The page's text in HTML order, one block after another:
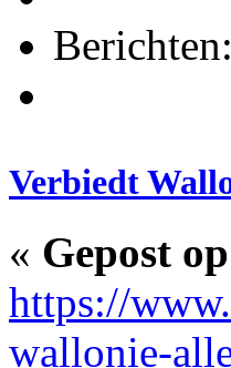
Verbiedt
« Gepost
https://
wallonie-